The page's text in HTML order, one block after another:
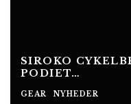
SIROKO
PODIET…
GEAR NYHEDER